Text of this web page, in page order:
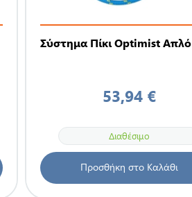
Σύστημα Πίκι Optimist Απλό
53,94 €
Διαθέσιμο
Προσθήκη στο Καλάθι